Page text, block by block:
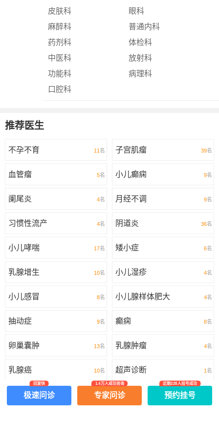
皮肤科
眼科
麻醉科
普通内科
药剂科
体检科
中医科
放射科
功能科
病理科
口腔科
推荐医生
不孕不育 11 名 子宫肌瘤 39名
血管瘤 5名 小儿癫痫 9名
阑尾炎 4名 月经不调 9名
习惯性流产 4名 阴道炎 36名
小儿哮喘 17名 矮小症 6名
乳腺增生 10名 小儿湿疹 4名
小儿感冒 8名 小儿腺样体肥大 4名
抽动症 9名 癫痫 8名
卵巢囊肿 13名 乳腺肿瘤 4名
乳腺癌 10名 超声诊断 1 名
更多
极速问诊
回复快
专家问诊
1.4万人成功咨询
预约挂号
近期228人挂号成功